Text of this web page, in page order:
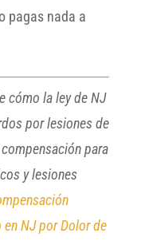
pagas nada a
cómo la ley de NJ
por lesiones de
para
y lesiones
NJ por Dolor de